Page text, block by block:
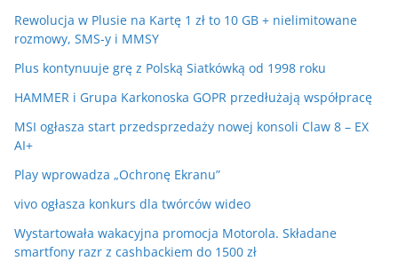
Rewolucja w Plusie na Kartę 1 zł to 10 GB + nielimitowane
rozmowy, SMS-y i MMSY
Plus kontynuuje grę z Polską Siatkówką od 1998 roku
HAMMER i Grupa Karkonoska GOPR przedłużają współpracę
MSI ogłasza start przedsprzedaży nowej konsoli Claw 8 – EX
AI+
Play wprowadza „Ochronę Ekranu”
vivo ogłasza konkurs dla twórców wideo
Wystartowała wakacyjna promocja Motorola. Składane
smartfony razr z cashbackiem do 1500 zł